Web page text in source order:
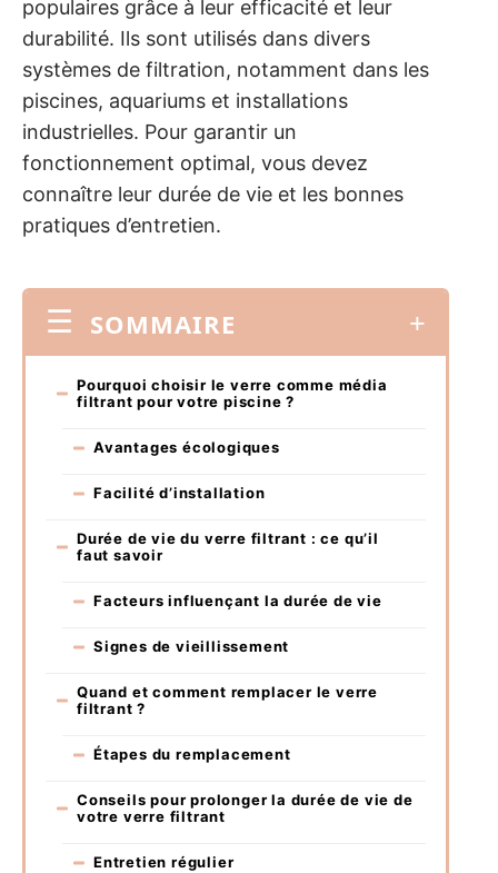
populaires grâce à leur efficacité et leur
durabilité. Ils sont utilisés dans divers
systèmes de filtration, notamment dans les
piscines, aquariums et installations
industrielles. Pour garantir un
fonctionnement optimal, vous devez
connaître leur durée de vie et les bonnes
pratiques d’entretien.
SOMMAIRE
Pourquoi choisir le verre comme média
filtrant pour votre piscine ?
Avantages écologiques
Facilité d’installation
Durée de vie du verre filtrant : ce qu’il
faut savoir
Facteurs influençant la durée de vie
Signes de vieillissement
Quand et comment remplacer le verre
filtrant ?
Étapes du remplacement
Conseils pour prolonger la durée de vie de
votre verre filtrant
Entretien régulier